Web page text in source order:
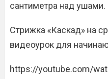
сантиметра над ушами.
Стрижка «Каскад» на
видеоурок для
https://youtube.com/